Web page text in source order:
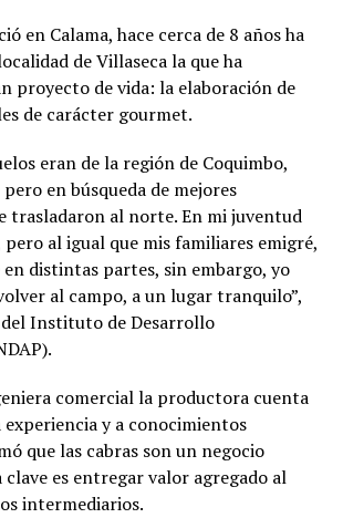
en Calama, hace cerca de 8 años ha
de Villaseca la que ha
proyecto de vida: la elaboración de
de carácter gourmet.
eran de la región de Coquimbo,
en búsqueda de mejores
trasladaron al norte. En mi juventud
al igual que mis familiares emigré,
distintas partes, sin embargo, yo
al campo, a un lugar tranquilo”,
Instituto de Desarrollo
comercial la productora cuenta
experiencia y a conocimientos
que las cabras son un negocio
es entregar valor agregado al
intermediarios.